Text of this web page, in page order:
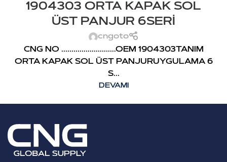
1904303 ORTA KAPAK SOL
ÜST PANJUR 6SERİ
cngoto
CNG NO ...........................OEM 1904303TANIM
ORTA KAPAK SOL ÜST PANJURUYGULAMA 6
S...
DEVAMI